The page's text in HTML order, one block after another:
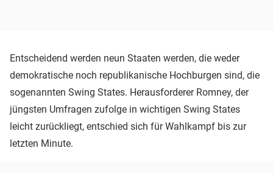
Entscheidend werden neun Staaten werden, die weder
demokratische noch republikanische Hochburgen sind, die
sogenannten Swing States. Herausforderer Romney, der
jüngsten Umfragen zufolge in wichtigen Swing States
leicht zurückliegt, entschied sich für Wahlkampf bis zur
letzten Minute.